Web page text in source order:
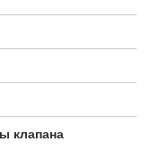
клапана